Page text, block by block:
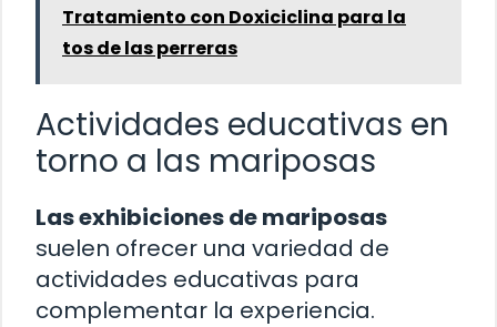
Tratamiento con Doxiciclina para la
tos de las perreras
Actividades educativas en
torno a las mariposas
Las exhibiciones de mariposas
suelen ofrecer una variedad de
actividades educativas para
complementar la experiencia.